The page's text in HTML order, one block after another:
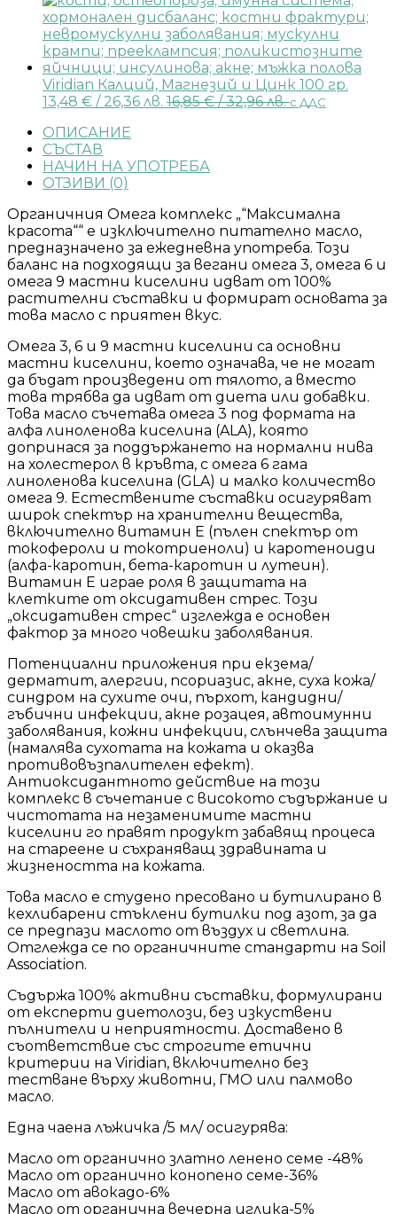
Viridian Калций, Магнезий и Цинк 100 гр.
13,48 € / 26,36 лв. 16,85€/ 32,96 лв.с ДДС
ОПИСАНИЕ
СЪСТАВ
НАЧИН НА УПОТРЕБА
ОТЗИВИ (0)
Органичния Омега комплекс „“Максимална
красота““ е изключително питателно масло,
предназначено за ежедневна употреба. Този
баланс на подходящи за вегани омега 3, омега 6 и
омега 9 мастни киселини идват от 100%
растителни съставки и формират основата за
това масло с приятен вкус.
Омега 3, 6 и 9 мастни киселини са основни
мастни киселини, което означава, че не могат
да бъдат произведени от тялото, а вместо
това трябва да идват от диета или добавки.
Това масло съчетава омега 3 под формата на
алфа линоленова киселина (ALA), която
допринася за поддържането на нормални нива
на холестерол в кръвта, с омега 6 гама
линоленова киселина (GLA) и малко количество
омега 9. Естествените съставки осигуряват
широк спектър на хранителни вещества,
включително витамин Е (пълен спектър от
токофероли и токотриеноли) и каротеноиди
(алфа-каротин, бета-каротин и лутеин).
Витамин Е играе роля в защитата на
клетките от оксидативен стрес. Този
„оксидативен стрес“ изглежда е основен
фактор за много човешки заболявания.
Потенциални приложения при екзема/
дерматит, алергии, псориазис, акне, суха кожа/
синдром на сухите очи, пърхот, кандидни/
гъбични инфекции, акне розацея, автоимунни
заболявания, кожни инфекции, слънчева защита
(намалява сухотата на кожата и оказва
противовъзпалителен ефект).
Антиоксидантното действие на този
комплекс в съчетание с високото съдържание и
чистотата на незаменимите мастни
киселини го правят продукт забавящ процеса
на стареене и съхраняващ здравината и
жизнеността на кожата.
Това масло е студено пресовано и бутилирано в
кехлибарени стъклени бутилки под азот, за да
се предпази маслото от въздух и светлина.
Отглежда се по органичните стандарти на Soil
Association.
Съдържа 100% активни съставки, формулирани
от експерти диетолози, без изкуствени
пълнители и неприятности. Доставено в
съответствие със строгите етични
критерии на Viridian, включително без
тестване върху животни, ГМО или палмово
масло.
Една чаена лъжичка /5 мл/ осигурява:
Масло от органично златно ленено семе -48%
Масло от органично конопено семе-36%
Масло от авокадо-6%
Масло от органична вечерна иглика-5%